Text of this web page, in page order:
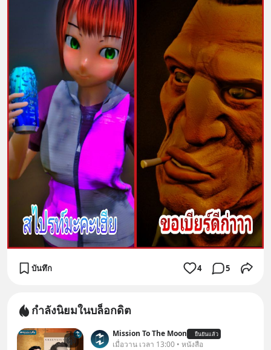
บันทึก 4 5
กำลังนิยมในบล็อกดิต
Mission To The Moon ยืนยันแล้ว
เมื่อวาน เวลา 13:00 • หนังสือ